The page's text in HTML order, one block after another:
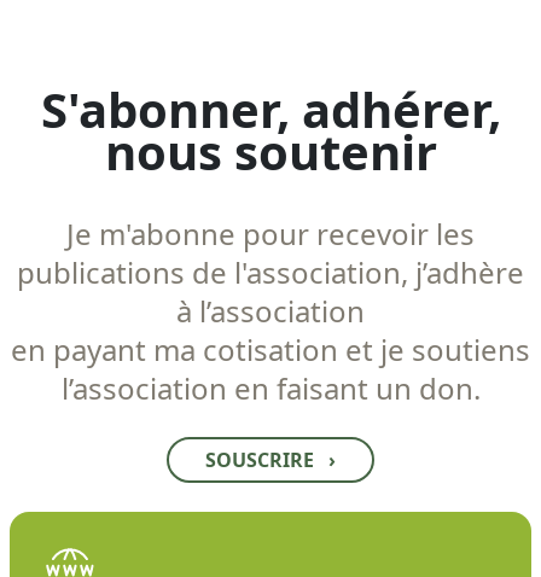
S'abonner, adhérer,
nous soutenir
Je m'abonne pour recevoir les
publications de l'association, j’adhère
à l’association
en payant ma cotisation et je soutiens
l’association en faisant un don.
SOUSCRIRE ›